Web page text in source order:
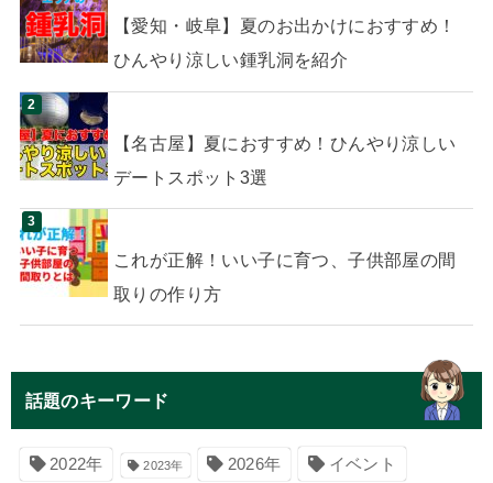
【愛知・岐阜】夏のお出かけにおすすめ！
ひんやり涼しい鍾乳洞を紹介
【名古屋】夏におすすめ！ひんやり涼しい
デートスポット3選
これが正解！いい子に育つ、子供部屋の間
取りの作り方
話題のキーワード
2022年 2023年 2026年 イベント